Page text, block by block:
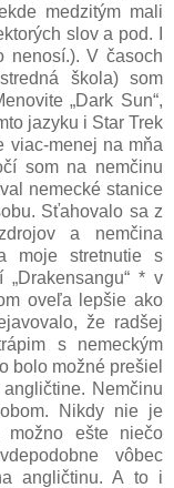
medzitým mali
slov a pod. I
nenosí.). V časoch
škola) som
„Dark Sun“,
jazyku i Star Trek
viac-menej na mňa
som na nemčinu
nemecké stanice
Sťahovalo sa z
a nemčina
moje stretnutie s
* v
oveľa lepšie ako
že radšej
s nemeckým
bolo možné prešiel
Nemčinu
Nikdy nie je
možno ešte niečo
vôbec
angličtinu. A to i